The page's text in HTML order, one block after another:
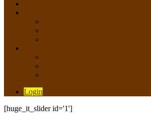
Login
[huge_it_slider id='1']